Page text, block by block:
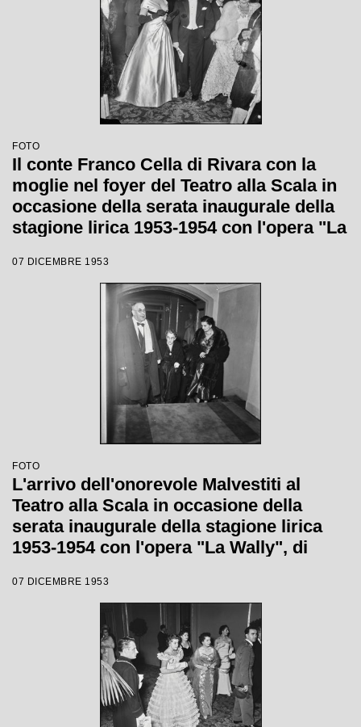
FOTO
Il conte Franco Cella di Rivara con la
moglie nel foyer del Teatro alla Scala in
occasione della serata inaugurale della
stagione lirica 1953-1954 con l'opera "La
Carlo Maria Giulini, con la regia di
Tatiana Pavlova
07 DICEMBRE 1953
FOTO
L'arrivo dell'onorevole Malvestiti al
Teatro alla Scala in occasione della
serata inaugurale della stagione lirica
1953-1954 con l'opera "La Wally", di
Giulini, con la regia di Tatiana Pavlova
07 DICEMBRE 1953